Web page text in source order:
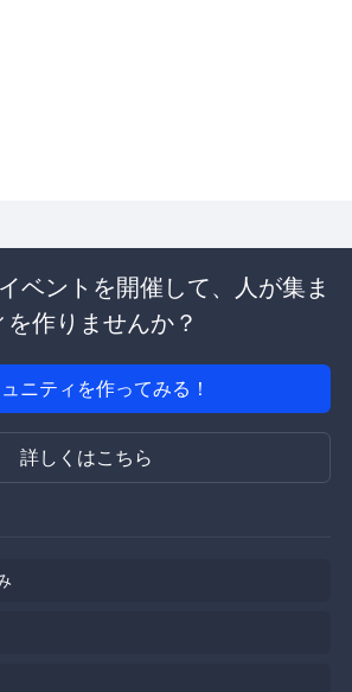
ベントを開催して、人が集ま
作りませんか？
ニティを作ってみる！
詳しくはこちら